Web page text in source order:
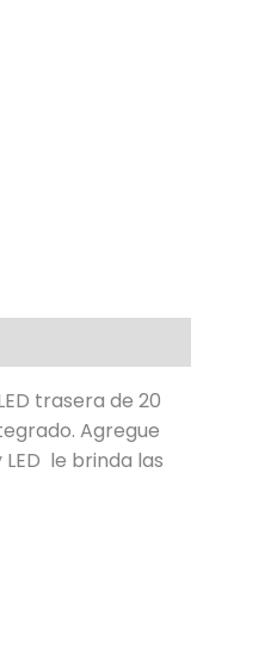
trasera de 20
Agregue
le brinda las